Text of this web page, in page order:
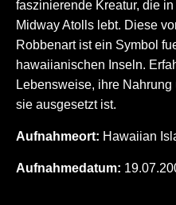
faszinierende Kreatur, die
Midway Atolls lebt. Diese
Robbenart ist ein Symbol
hawaiianischen Inseln.
Lebensweise, ihre
sie ausgesetzt ist.
Aufnahmeort: Hawaiian
Aufnahmedatum: